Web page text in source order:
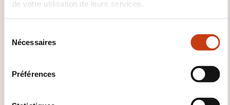
de votre utilisation de leurs services.
Nécessaires
Préférences
Comment contacter
?
info@keyjob.lu